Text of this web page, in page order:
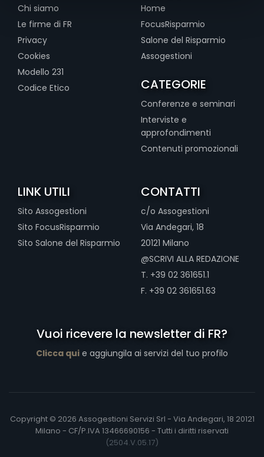
Chi siamo
Le firme di FR
Privacy
Cookies
Modello 231
Codice Etico
Home
FocusRisparmio
Salone del Risparmio
Assogestioni
CATEGORIE
Conferenze e seminari
Interviste e
approfondimenti
Contenuti promozionali
LINK UTILI
Sito Assogestioni
Sito FocusRisparmio
Sito Salone del Risparmio
CONTATTI
c/o Assogestioni
Via Andegari, 18
20121 Milano
@SCRIVI ALLA REDAZIONE
T. +39 02 361651.1
F. +39 02 361651.63
Vuoi ricevere la newsletter di FR?
Clicca qui e aggiungila ai servizi del tuo profilo
Copyright © 2026 Assogestioni Servizi Srl - Via Andegari, 18 20121
Milano - CF/P.IVA 13466690156 - Tutti i diritti riservati
(2504.V.05.17)